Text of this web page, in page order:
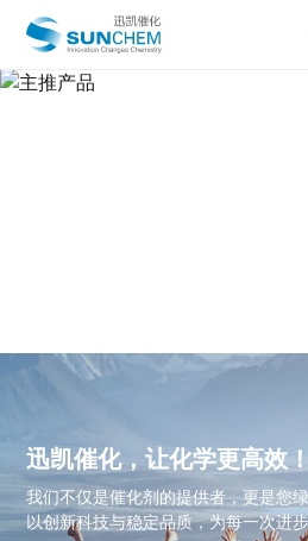
迅凯催化，让化学更高效！
我们不仅是催化剂的提供者，更是您
以创新科技与稳定品质，为每一次进